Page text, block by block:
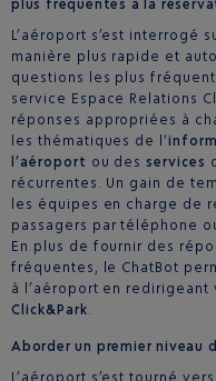
plus fréquentes à la
L’aéroport s’est interrogé
manière plus rapide et
questions les plus
service Espace Relations
réponses appropriées à
les thématiques de l‘
l’aéroport ou desservices
récurrentes. Un gain de
les équipes en charge de
passagers par téléphone
En plus de fournir des
fréquentes, le ChatBot
à l’aéroport en redirigeant
Click&Park.
Aborder un premier niveau
L’aéroport s’est tourné